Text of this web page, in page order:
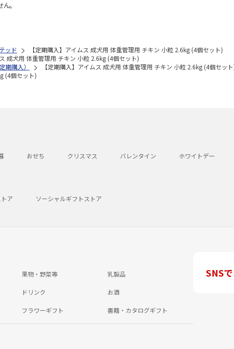
。
ッド
【定期購入】アイムス 成犬用 体重管理用 チキン 小粒 2.6kg (4個セット)
成犬用 体重管理用 チキン 小粒 2.6kg (4個セット)
期購入）
【定期購入】アイムス 成犬用 体重管理用 チキン 小粒 2.6kg (4個セッ
(4個セット)
おせち クリスマス バレンタイン ホワイトデー
ア ソーシャルギフトストア
果物・野菜等 乳製品
ドリンク お酒
フラワーギフト 書籍・カタログギフト
SNS